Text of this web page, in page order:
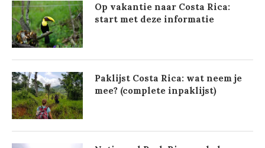
Op vakantie naar Costa Rica:
start met deze informatie
Paklijst Costa Rica: wat neem je
mee? (complete inpaklijst)